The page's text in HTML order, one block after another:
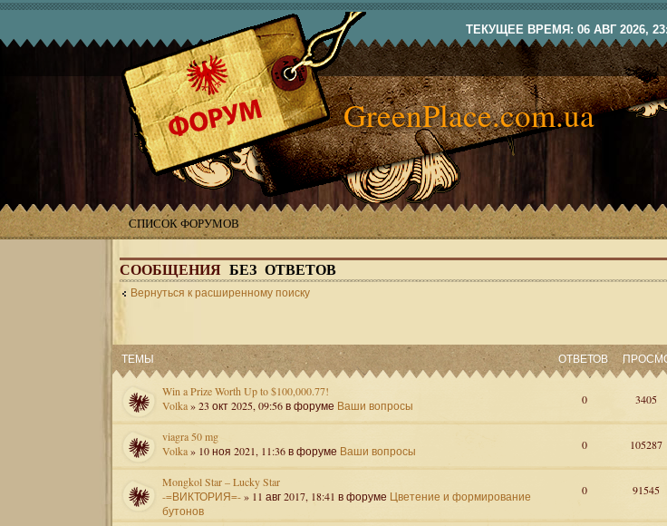
ТЕКУЩЕЕ ВРЕМЯ: 06 АВГ 2026,
GreenPlace.com.ua
СПИСОК ФОРУМОВ
СООБЩЕНИЯ БЕЗ ОТВЕТОВ
Вернуться к расширенному поиску
ТЕМЫ
ОТВЕТОВ
Win a Prize Worth Up to $100,000.77!
Volka» 23 окт 2025, 09:56 в форуме Ваши вопросы 0 3405
viagra 50 mg
Volka» 10 ноя 2021, 11:36 в форуме Ваши вопросы 0 105287
Mongkol Star – Lucky Star
-=ВИКТОРИЯ=-» 11 авг 2017, 18:41 в форуме Цветение и формирование
бутонов
0 91545